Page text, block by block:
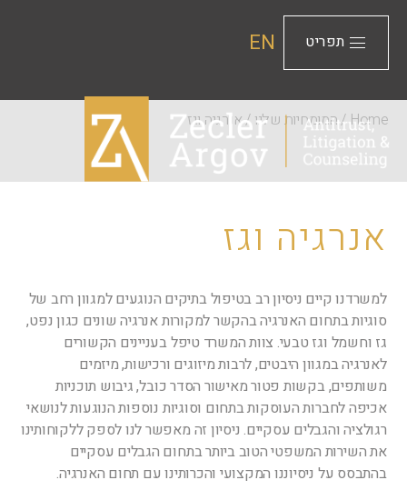
תפריט EN
Home
/המומחיות שלנו/אנרגיה וגז
אנרגיה וגז
למשרדנו קיים ניסיון רב בטיפול בתיקים הנוגעים למגוון רחב של
סוגיות בתחום האנרגיה בהקשר למקורות אנרגיה שונים כגון נפט,
גז וחשמל וגז טבעי. צוות המשרד טיפל בעניינים הקשורים
לאנרגיה במגוון היבטים, לרבות מיזוגים ורכישות, מיזמים
משותפים, בקשות פטור מאישור הסדר כובל, גיבוש תוכניות
אכיפה לחברות העוסקות בתחום וסוגיות נוספות הנוגעות לנושאי
רגולציה והגבלים עסקיים. ניסיון זה מאפשר לנו לספק ללקוחותינו
את השירות המשפטי הטוב ביותר בתחום הגבלים עסקיים
בהתבסס על ניסיוננו המקצועי והכרותינו עם תחום האנרגיה.